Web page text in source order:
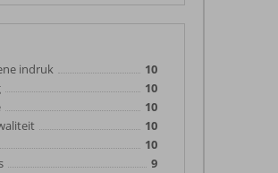
indruk
10
10
10
10
10
9